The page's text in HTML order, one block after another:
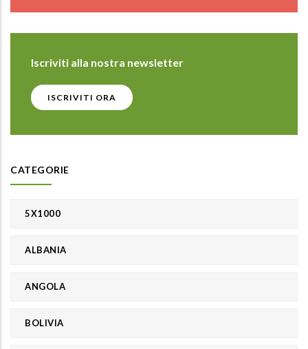
Iscriviti alla nostra newsletter
ISCRIVITI ORA
CATEGORIE
5X1000
ALBANIA
ANGOLA
BOLIVIA